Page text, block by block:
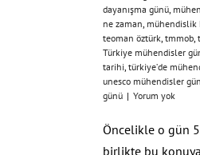
dayanışma günü
ne zaman mühendislik
teoman öztürk tmmob
Türkiye mühendisler
tarihi türkiye’de
unesco mühendisler
günü | Yorum yok
Öncelikle o gün 5
birlikte bu